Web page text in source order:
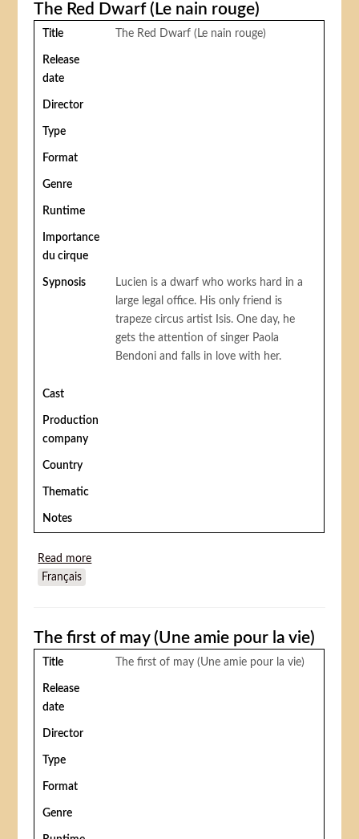
The Red Dwarf (Le nain rouge)
Title The Red Dwarf (Le nain rouge)
Release
date
Director
Type
Format
Genre
Runtime
Importance
du cirque
Sypnosis
Lucien is a dwarf who works hard in a
large legal office. His only friend is
trapeze circus artist Isis. One day, he
gets the attention of singer Paola
Bendoni and falls in love with her.
Cast
Production
company
Country
Thematic
Notes
Read more
Français
The first of may (Une amie pour la vie)
Title The first of may (Une amie pour la vie)
Release
date
Director
Type
Format
Genre